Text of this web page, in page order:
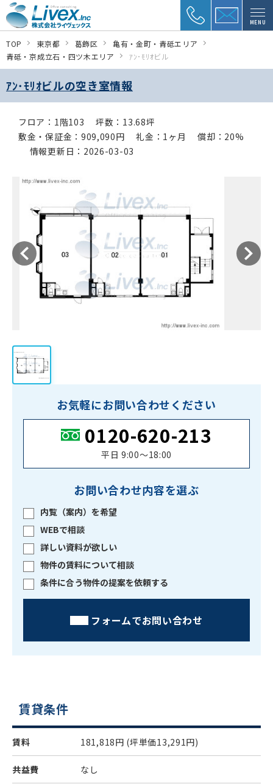
MENU
TOP 東京都 葛飾区
亀有・金町・青砥エリア
青砥・京成立石・四ツ木エリア
ｱﾝ･ﾓﾘｵビル
ｱﾝ･ﾓﾘｵビルの空き室情報
フロア：1階103
坪数：13.68坪
敷金・保証金：909,090円
礼金：1ヶ月
償却：20%
情報更新日：2026-03-03
お気軽にお問い合わせください
0120-620-213
平日 9:00〜18:00
お問い合わせ内容を選ぶ
内覧（案内）を希望
WEBで相談
詳しい資料が欲しい
物件の賃料について相談
条件に合う物件の提案を依頼する
フォームでお問い合わせ
賃貸条件
賃料 181,818円 (坪単価13,291円)
共益費 なし